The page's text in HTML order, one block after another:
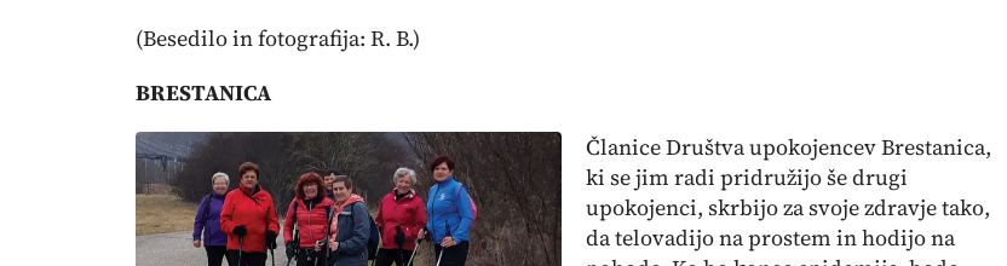
(Besedilo in fotografija: R. B.)
BRESTANICA
Članice Društva upokojencev Brestanica,
ki se jim radi pridružijo še drugi
upokojenci, skrbijo za svoje zdravje tako,
da telovadijo na prostem in hodijo na